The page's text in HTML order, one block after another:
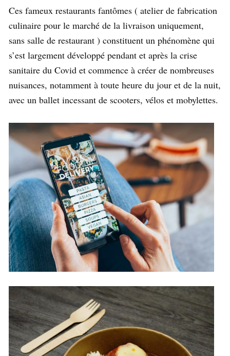
Ces fameux restaurants fantômes ( atelier de fabrication
culinaire pour le marché de la livraison uniquement,
sans salle de restaurant ) constituent un phénomène qui
s’est largement développé pendant et après la crise
sanitaire du Covid et commence à créer de nombreuses
nuisances, notamment à toute heure du jour et de la nuit,
avec un ballet incessant de scooters, vélos et mobylettes.